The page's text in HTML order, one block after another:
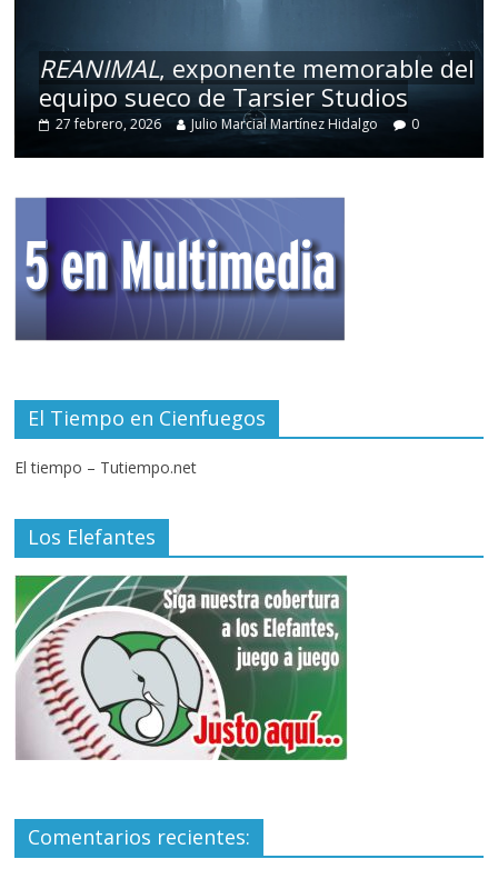
REANIMAL, exponente memorable del
equipo sueco de Tarsier Studios
27 febrero, 2026 Julio Marcial Martínez Hidalgo 0
El Tiempo en Cienfuegos
El tiempo – Tutiempo.net
Los Elefantes
Comentarios recientes: